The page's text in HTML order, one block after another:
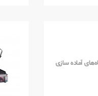
آماده سازی